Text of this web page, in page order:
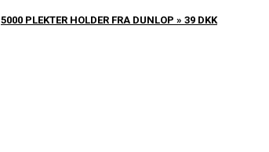
5000 PLEKTER HOLDER FRA DUNLOP » 39 DKK